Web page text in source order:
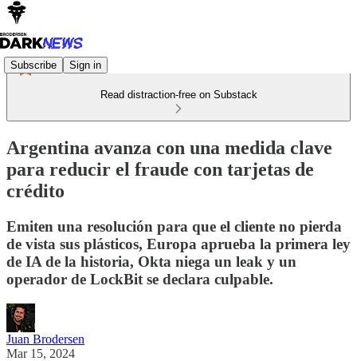
Subscribe Sign in
Read distraction-free on Substack
Argentina avanza con una medida clave
para reducir el fraude con tarjetas de
crédito
Emiten una resolución para que el cliente no pierda
de vista sus plásticos, Europa aprueba la primera ley
de IA de la historia, Okta niega un leak y un
operador de LockBit se declara culpable.
Juan Brodersen
Mar 15, 2024